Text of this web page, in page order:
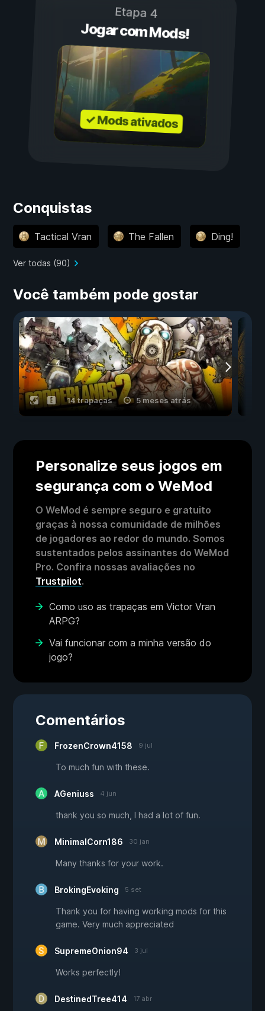
Etapa 4
Jogar com Mods!
✓ Mods ativados
Conquistas
Tactical Vran The Fallen Ding!
Ver todas (90)
Você também pode gostar
14 trapaças 5 meses atrás
Personalize seus jogos em
segurança com o WeMod
O WeMod é sempre seguro e gratuito
graças à nossa comunidade de milhões
de jogadores ao redor do mundo. Somos
sustentados pelos assinantes do WeMod
Pro. Confira nossas avaliações no
Trustpilot.
Como uso as trapaças em Victor Vran
ARPG?
Vai funcionar com a minha versão do
jogo?
Comentários
FrozenCrown4158 9 jul
To much fun with these.
AGeniuss 4 jun
thank you so much, I had a lot of fun.
MinimalCorn186 30 jan
Many thanks for your work.
BrokingEvoking 5 set
Thank you for having working mods for this
game. Very much appreciated
SupremeOnion94 3 jul
Works perfectly!
DestinedTree414 17 abr